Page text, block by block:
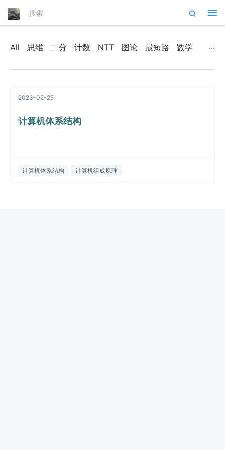
All
思维 二分 计数 NTT 图论 最短路 数学
2023-02-25
计算机体系结构
计算机体系结构 计算机组成原理